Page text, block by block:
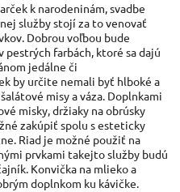
k narodeninám, svadbe
služby stojí za to venovať
Dobrou voľbou bude
pestrých farbách, ktoré sa dajú
jedálne či
by určite nemali byť hlboké a
misy a váza. Doplnkami
misky, držiaky na obrúsky
zakúpiť spolu s esteticky
Riad je možné použiť na
prvkami takejto služby budú
Konvička na mlieko a
doplnkom ku kávičke.